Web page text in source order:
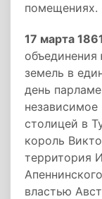
помещениях.
17 марта
земель в
день
столицей в
король
территория
властью